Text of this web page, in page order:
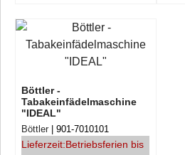
Böttler -
Tabakeinfädelmaschine
"IDEAL"
Böttler 901-7010101
Lieferzeit:Betriebsferien bis